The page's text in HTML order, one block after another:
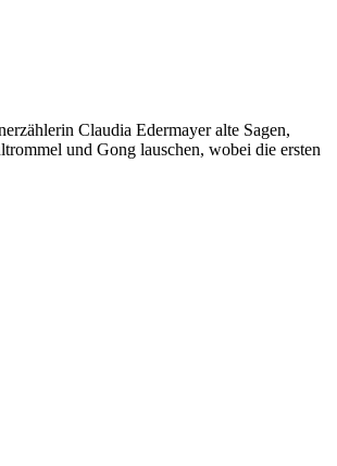
Claudia Edermayer alte Sagen,
und Gong lauschen, wobei die ersten